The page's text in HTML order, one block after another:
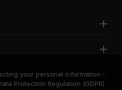
your personal information
Protection Regulation (GDPR)